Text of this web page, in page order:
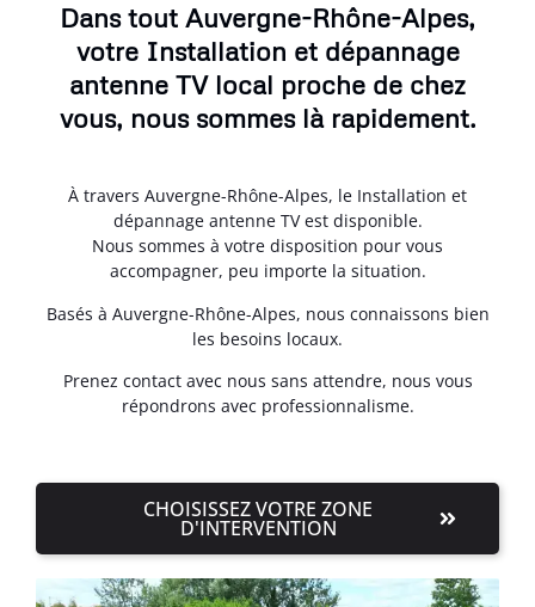
Dans tout Auvergne-Rhône-Alpes,
votre Installation et dépannage
antenne TV local proche de chez
vous, nous sommes là rapidement.
À travers Auvergne-Rhône-Alpes, le Installation et
dépannage antenne TV est disponible.
Nous sommes à votre disposition pour vous
accompagner, peu importe la situation.
Basés à Auvergne-Rhône-Alpes, nous connaissons bien
les besoins locaux.
Prenez contact avec nous sans attendre, nous vous
répondrons avec professionnalisme.
CHOISISSEZ VOTRE ZONE
D'INTERVENTION